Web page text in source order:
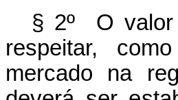
§ 2º O valor
respeitar, como
mercado
na reg